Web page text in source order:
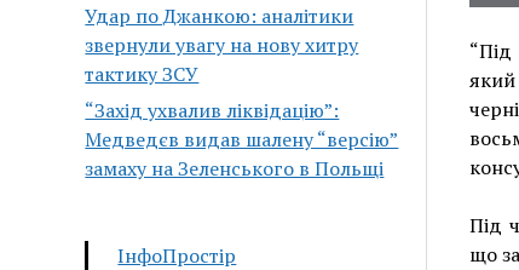
Удар по Джанкою: аналітики
звернули увагу на нову хитру
тактику ЗСУ
“Захід ухвалив ліквідацію”:
Медведєв видав шалену “версію”
замаху на Зеленського в Польщі
ІнфоПростір
Під
що